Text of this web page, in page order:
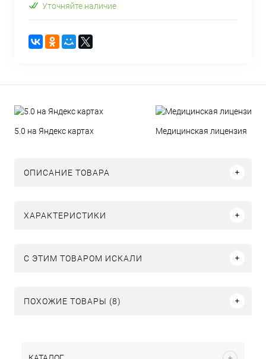
Уточняйте наличие
5.0 на Яндекс картах Медицинская лицензия
ОПИСАНИЕ ТОВАРА
ХАРАКТЕРИСТИКИ
C ЭТИМ ТОВАРОМ ИСКАЛИ
ПОХОЖИЕ ТОВАРЫ (8)